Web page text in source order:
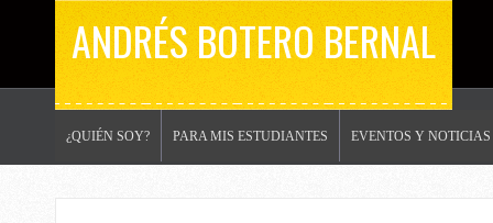
ANDRÉS BOTERO BERNAL
¿QUIÉN SOY? PARA MIS ESTUDIANTES EVENTOS Y NOTICIAS